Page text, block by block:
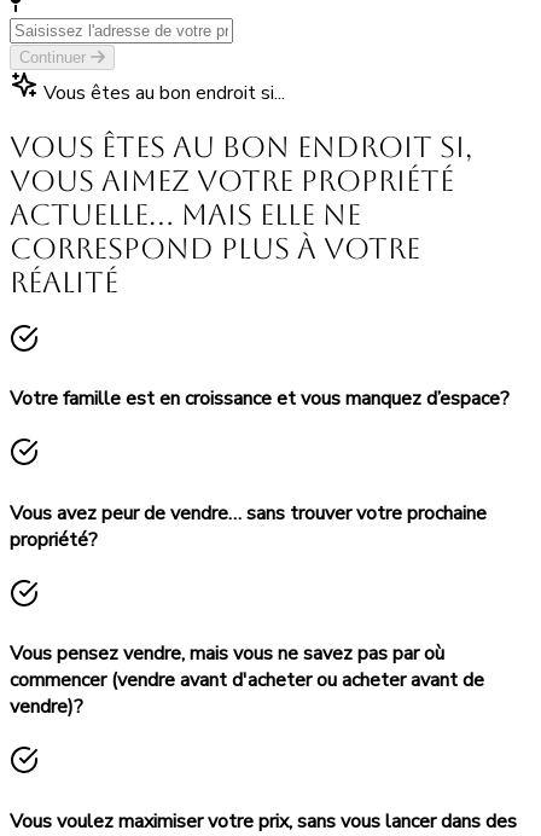
Continuer
Vous êtes au bon endroit si...
Vous êtes au bon endroit si,
vous aimez votre propriété
actuelle… mais elle ne
correspond plus à votre
réalité
Votre famille est en croissance et vous manquez d’espace?
Vous avez peur de vendre… sans trouver votre prochaine
propriété?
Vous pensez vendre, mais vous ne savez pas par où
commencer (vendre avant d'acheter ou acheter avant de
vendre)?
Vous voulez maximiser votre prix, sans vous lancer dans des